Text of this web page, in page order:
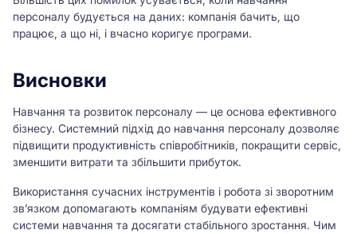
персоналу будується на даних: компанія бачить, що
працює, а що ні, і вчасно коригує програми.
Висновки
Навчання та розвиток персоналу — це основа ефективного
бізнесу. Системний підхід до навчання персоналу дозволяє
підвищити продуктивність співробітників, покращити сервіс,
зменшити витрати та збільшити прибуток.
Використання сучасних інструментів і робота зі зворотним
зв’язком допомагають компаніям будувати ефективні
системи навчання та досягати стабільного зростання. Чим